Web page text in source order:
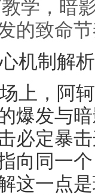
学，暗
的致命
机制解析
上，阿
爆发与
必定暴
向同一
这一点